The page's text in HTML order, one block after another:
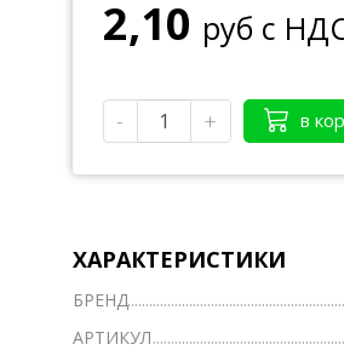
сменные блоки
А5 12-24 л.
А5 36-48 л.
2,10 руб с
- + в
ХАРАКТЕРИСТИКИ
БРЕНД
АРТИКУЛ